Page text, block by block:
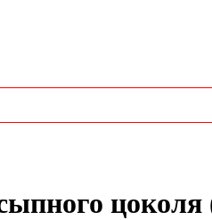
цоколя